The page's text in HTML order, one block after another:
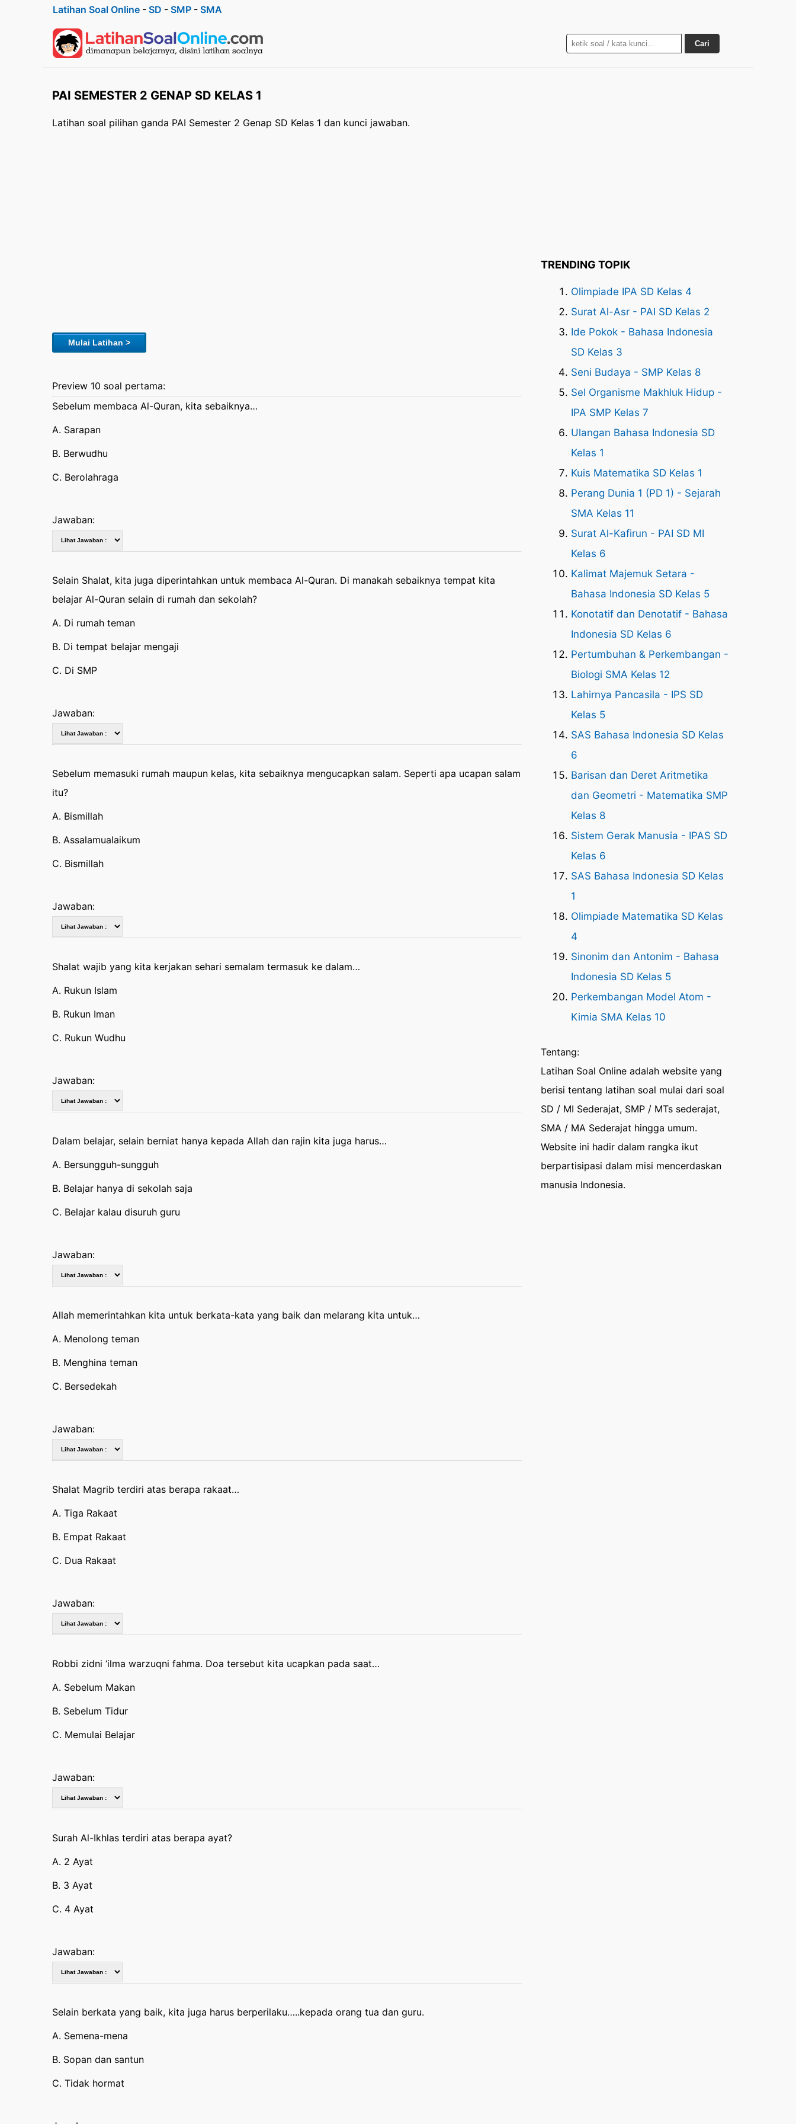
Latihan Soal Online- SD - SMP- SMA
Cari
PAI SEMESTER 2 GENAP SD KELAS 1
Latihan soal pilihan ganda PAI Semester 2 Genap SD Kelas 1 dan kunci jawaban.
Mulai Latihan >
Preview 10 soal pertama:
Sebelum membaca Al-Quran, kita sebaiknya…
A. Sarapan
B. Berwudhu
C. Berolahraga
Jawaban:
Selain Shalat, kita juga diperintahkan untuk membaca Al-Quran. Di manakah sebaiknya tempat kita
belajar Al-Quran selain di rumah dan sekolah?
A. Di rumah teman
B. Di tempat belajar mengaji
C. Di SMP
Jawaban:
Sebelum memasuki rumah maupun kelas, kita sebaiknya mengucapkan salam. Seperti apa ucapan salam
itu?
A. Bismillah
B. Assalamualaikum
C. Bismillah
Jawaban:
Shalat wajib yang kita kerjakan sehari semalam termasuk ke dalam…
A. Rukun Islam
B. Rukun Iman
C. Rukun Wudhu
Jawaban:
Dalam belajar, selain berniat hanya kepada Allah dan rajin kita juga harus…
A. Bersungguh-sungguh
B. Belajar hanya di sekolah saja
C. Belajar kalau disuruh guru
Jawaban:
Allah memerintahkan kita untuk berkata-kata yang baik dan melarang kita untuk…
A. Menolong teman
B. Menghina teman
C. Bersedekah
Jawaban:
Shalat Magrib terdiri atas berapa rakaat…
A. Tiga Rakaat
B. Empat Rakaat
C. Dua Rakaat
Jawaban:
Robbi zidni ‘ilma warzuqni fahma. Doa tersebut kita ucapkan pada saat…
A. Sebelum Makan
B. Sebelum Tidur
C. Memulai Belajar
Jawaban:
Surah Al-Ikhlas terdiri atas berapa ayat?
A. 2 Ayat
B. 3 Ayat
C. 4 Ayat
Jawaban:
Selain berkata yang baik, kita juga harus berperilaku…..kepada orang tua dan guru.
A. Semena-mena
B. Sopan dan santun
C. Tidak hormat
TRENDING TOPIK
Olimpiade IPA SD Kelas 4
Surat Al-Asr - PAI SD Kelas 2
Ide Pokok - Bahasa Indonesia
SD Kelas 3
Seni Budaya - SMP Kelas 8
Sel Organisme Makhluk Hidup -
IPA SMP Kelas 7
Ulangan Bahasa Indonesia SD
Kelas 1
Kuis Matematika SD Kelas 1
Perang Dunia 1 (PD 1) - Sejarah
SMA Kelas 11
Surat Al-Kafirun - PAI SD MI
Kelas 6
Kalimat Majemuk Setara -
Bahasa Indonesia SD Kelas 5
Konotatif dan Denotatif - Bahasa
Indonesia SD Kelas 6
Pertumbuhan & Perkembangan -
Biologi SMA Kelas 12
Lahirnya Pancasila - IPS SD
Kelas 5
SAS Bahasa Indonesia SD Kelas
6
Barisan dan Deret Aritmetika
dan Geometri - Matematika SMP
Kelas 8
Sistem Gerak Manusia - IPAS SD
Kelas 6
SAS Bahasa Indonesia SD Kelas
1
Olimpiade Matematika SD Kelas
4
Sinonim dan Antonim - Bahasa
Indonesia SD Kelas 5
Perkembangan Model Atom -
Kimia SMA Kelas 10
Tentang:
Latihan Soal Online adalah website yang
berisi tentang latihan soal mulai dari soal
SD / MI Sederajat, SMP / MTs sederajat,
SMA / MA Sederajat hingga umum.
Website ini hadir dalam rangka ikut
berpartisipasi dalam misi mencerdaskan
manusia Indonesia.